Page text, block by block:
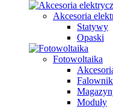
Akcesoria
Statywy
Opaski
Fotowoltaika
Moduły